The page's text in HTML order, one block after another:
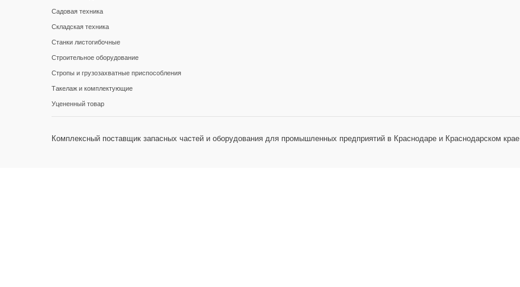
Садовая техника
Складская техника
Станки листогибочные
Строительное оборудование
Стропы и грузозахватные приспособления
Такелаж и комплектующие
Уцененный товар
Комплексный поставщик запасных частей и оборудования для промышленных предприятий в Краснодаре и Краснодарском крае